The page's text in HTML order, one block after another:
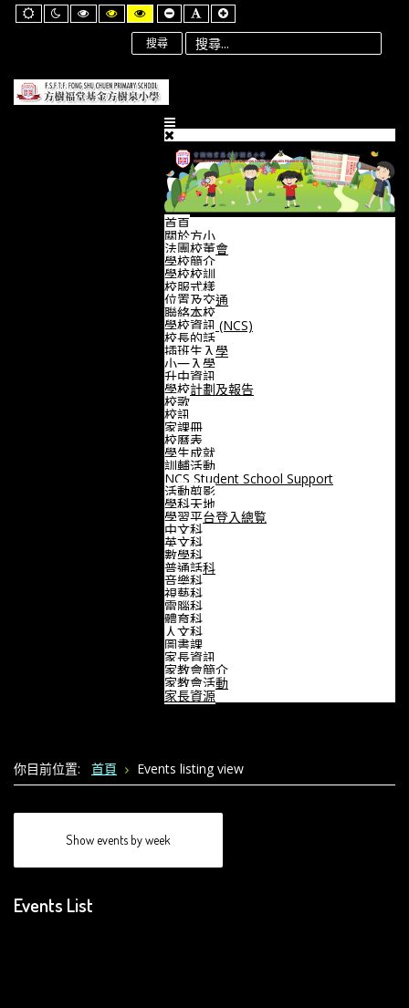
Default
mode
Night
mode
High
Contrast
High
Contrast
Black
Yellow
mode
High
Contrast
Yellow
Black
mode
Set
Smaller
Font
Set
Default
Font
Set
Larger
Font
搜尋
首頁
關於方小
法團校董會
學校簡介
學校校訓
校服式樣
位置及交通
聯絡本校
學校資訊 (NCS)
校長的話
插班生入學
小一入學
升中資訊
學校計劃及報告
校歌
校訊
家課冊
校曆表
學生成就
訓輔活動
NCS Student School Support
活動剪影
學科天地
學習平台登入總覧
中文科
英文科
數學科
普通話科
音樂科
視藝科
電腦科
體育科
人文科
圖書課
家長資訊
家教會簡介
家教會活動
家長資源
你目前位置: 首頁 Events listing view
Show events by week
Events List